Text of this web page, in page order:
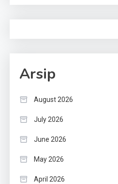
Arsip
August 2026
July 2026
June 2026
May 2026
April 2026